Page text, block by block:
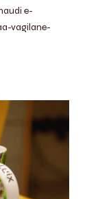
e-
vagilane-